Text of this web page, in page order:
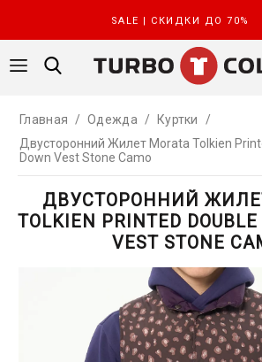
SALE | СКИДКИ ДО 70%
Главная / Одежда / Куртки
/
Двусторонний Жилет Morata Tolkien
Down Vest Stone Camo
ДВУСТОРОННИЙ ЖИЛЕТ
TOLKIEN PRINTED DOUBLE
VEST STONE